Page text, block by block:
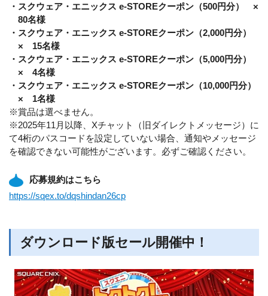
・スクウェア・エニックス e-STOREクーポン（500円分） ×
80名様
・スクウェア・エニックス e-STOREクーポン（2,000円分）
× 15名様
・スクウェア・エニックス e-STOREクーポン（5,000円分）
× 4名様
・スクウェア・エニックス e-STOREクーポン（10,000円分）
× 1名様
※賞品は選べません。
※2025年11月以降、Xチャット（旧ダイレクトメッセージ）に
て4桁のパスコードを設定していない場合、通知やメッセージ
を確認できない可能性がございます。必ずご確認ください。
応募規約はこちら
https://sqex.to/dqshindan26cp
ダウンロード版セール開催中！